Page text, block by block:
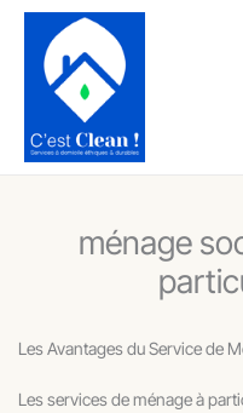
Aller
contenu
ménage
Les Avantages du Service de
Les services de ménage à